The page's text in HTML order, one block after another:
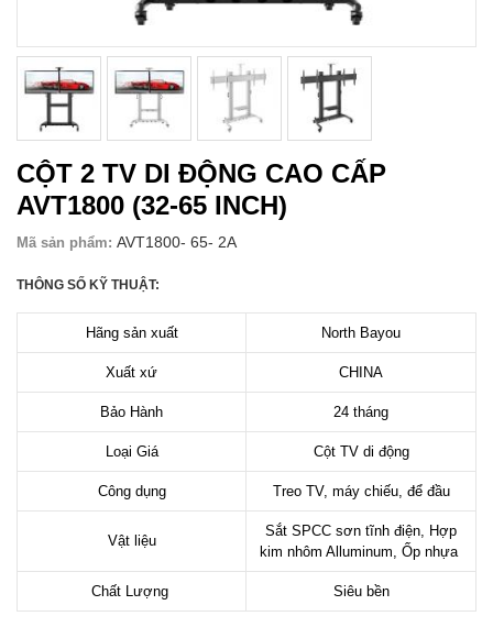
CỘT 2 TV DI ĐỘNG CAO CẤP
AVT1800 (32-65 INCH)
Mã sản phẩm: AVT1800- 65- 2A
THÔNG SỐ KỸ THUẬT:
Hãng sản xuất North Bayou
Xuất xứ CHINA
Bảo Hành 24 tháng
Loại Giá Cột TV di động
Công dụng Treo TV, máy chiếu, để đầu
Vật liệu
Sắt SPCC sơn tĩnh điện, Hợp
kim nhôm Alluminum, Ốp nhựa
Chất Lượng Siêu bền